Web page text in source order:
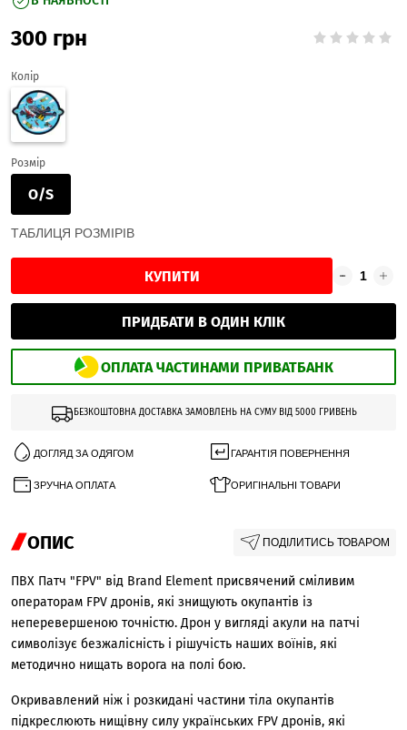
300 грн
Колір
Розмір
O/S
ТАБЛИЦЯ РОЗМІРІВ
КУПИТИ
ПРИДБАТИ В ОДИН КЛІК
ОПЛАТА ЧАСТИНАМИ ПРИВАТБАНК
БЕЗКОШТОВНА ДОСТАВКА ЗАМОВЛЕНЬ НА СУМУ ВІД 5000 ГРИВЕНЬ
ДОГЛЯД ЗА ОДЯГОМ ГАРАНТІЯ ПОВЕРНЕННЯ
ЗРУЧНА ОПЛАТА ОРИГІНАЛЬНІ ТОВАРИ
ОПИС ПОДІЛИТИСЬ ТОВАРОМ
ПВХ Патч "FPV" від Brand Element присвячений сміливим
операторам FPV дронів, які знищують окупантів із
неперевершеною точністю. Дрон у вигляді акули на патчі
символізує безжалісність і рішучість наших воїнів, які
методично нищать ворога на полі бою.
Окривавлений ніж і розкидані частини тіла окупантів
підкреслюють нищівну силу українських FPV дронів, які